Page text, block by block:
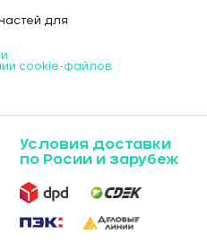
для
cookie-файлов
Условия доставки
по Росии и зарубеж